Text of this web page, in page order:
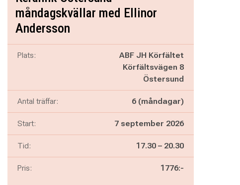
måndagskvällar med Ellinor
Andersson
Plats:
ABF JH Körfältet
Körfältsvägen 8
Östersund
Antal träffar: 6 (måndagar)
Start: 7 september 2026
Tid: Pågår mellan
17.30 – och
20.30
Pris: 1776:-